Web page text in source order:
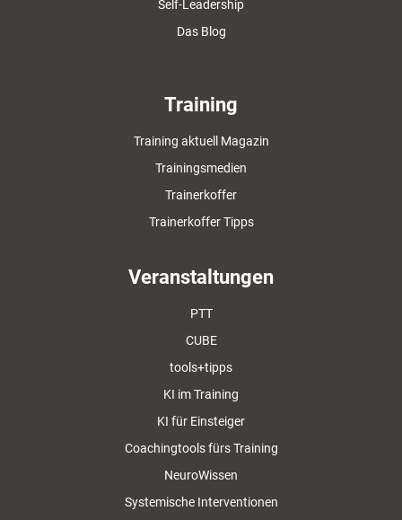
Self-Leadership
Das Blog
Training
Training aktuell Magazin
Trainingsmedien
Trainerkoffer
Trainerkoffer Tipps
Veranstaltungen
PTT
CUBE
tools+tipps
KI im Training
KI für Einsteiger
Coachingtools fürs Training
NeuroWissen
Systemische Interventionen